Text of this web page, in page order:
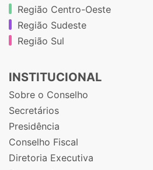
Região Centro-Oeste
Região Sudeste
Região Sul
INSTITUCIONAL
Sobre o Conselho
Secretários
Presidência
Conselho Fiscal
Diretoria Executiva